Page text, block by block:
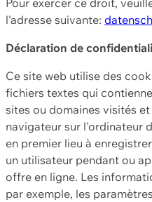
l'adresse suivante:
Déclaration de
Ce site web utilise des
fichiers textes qui
sites ou domaines visités
navigateur sur l'ordinateur
en premier lieu à
un utilisateur pendant ou
offre en ligne. Les
par exemple, les